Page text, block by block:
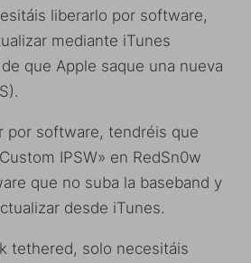
liberarlo por software,
mediante iTunes
que Apple saque una nueva
por software, tendréis que
IPSW» en RedSn0w
que no suba la baseband y
desde iTunes.
tethered, solo necesitáis